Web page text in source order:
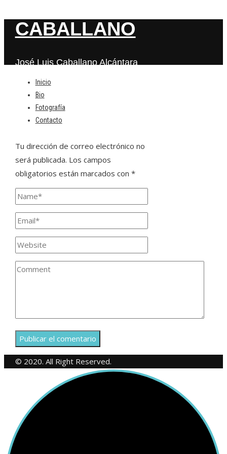
CABALLANO
José Luis Caballano Alcántara
Inicio
Bio
Fotografía
Contacto
Deja una respuesta
Tu dirección de correo electrónico no
será publicada. Los campos
obligatorios están marcados con *
© 2020. All Right Reserved.